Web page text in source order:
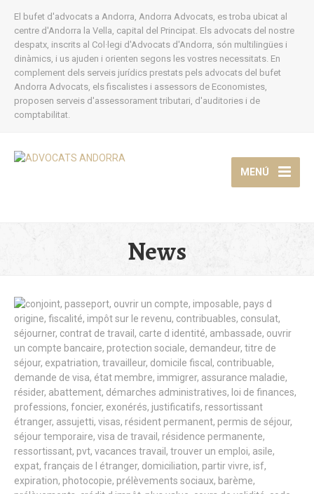
El bufet d'advocats a Andorra, Andorra Advocats, es troba ubicat al
centre d'Andorra la Vella, capital del Principat. Els advocats del nostre
despatx, inscrits al Col·legi d'Advocats d'Andorra, són multilingües i
dinàmics, i us ajuden i orienten segons les vostres necessitats. En
complement dels serveis jurídics prestats pels advocats del bufet
Andorra Advocats, els fiscalistes i assessors de Economistes,
proposen serveis d'assessorament tributari, d'auditories i de
comptabilitat.
MENÚ
News